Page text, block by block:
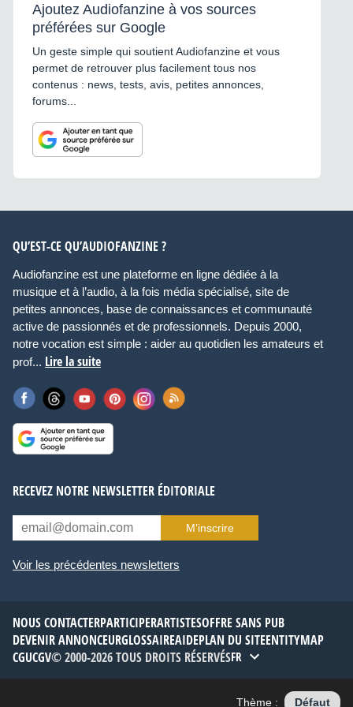
Ajoutez Audiofanzine à vos sources
préférées sur Google
Un geste simple qui soutient Audiofanzine et vous
permet de retrouver plus facilement tous nos
contenus : news, tests, avis, petites annonces,
forums...
QU’EST-CE QU’AUDIOFANZINE ?
Audiofanzine est une plateforme en ligne dédiée à la
musique et à l’audio, à la fois média spécialisé, site de
petites annonces, base de connaissances et communauté
active de passionnés et de professionnels. Depuis 2000,
notre vocation est simple : aider au quotidien les amateurs et
prof... Lire la suite
RECEVEZ NOTRE NEWSLETTER ÉDITORIALE
M’inscrire
Voir les précédentes newsletters
NOUS CONTACTERPARTICIPERARTISTESOFFRE SANS PUB
DEVENIR ANNONCEURGLOSSAIREAIDEPLAN DU SITEENTITYMAP
CGUCGV© 2000-2026 TOUS DROITS RÉSERVÉSFR
Thème : Défaut